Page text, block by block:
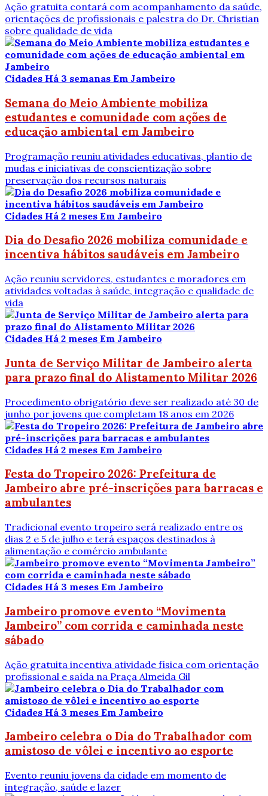
Ação gratuita contará com acompanhamento da saúde,
orientações de profissionais e palestra do Dr. Christian
sobre qualidade de vida
Cidades Há 3 semanas Em Jambeiro
Semana do Meio Ambiente mobiliza
estudantes e comunidade com ações de
educação ambiental em Jambeiro
Programação reuniu atividades educativas, plantio de
mudas e iniciativas de conscientização sobre
preservação dos recursos naturais
Cidades Há 2 meses Em Jambeiro
Dia do Desafio 2026 mobiliza comunidade e
incentiva hábitos saudáveis em Jambeiro
Ação reuniu servidores, estudantes e moradores em
atividades voltadas à saúde, integração e qualidade de
vida
Cidades Há 2 meses Em Jambeiro
Junta de Serviço Militar de Jambeiro alerta
para prazo final do Alistamento Militar 2026
Procedimento obrigatório deve ser realizado até 30 de
junho por jovens que completam 18 anos em 2026
Cidades Há 2 meses Em Jambeiro
Festa do Tropeiro 2026: Prefeitura de
Jambeiro abre pré-inscrições para barracas e
ambulantes
Tradicional evento tropeiro será realizado entre os
dias 2 e 5 de julho e terá espaços destinados à
alimentação e comércio ambulante
Cidades Há 3 meses Em Jambeiro
Jambeiro promove evento “Movimenta
Jambeiro” com corrida e caminhada neste
sábado
Ação gratuita incentiva atividade física com orientação
profissional e saída na Praça Almeida Gil
Cidades Há 3 meses Em Jambeiro
Jambeiro celebra o Dia do Trabalhador com
amistoso de vôlei e incentivo ao esporte
Evento reuniu jovens da cidade em momento de
integração, saúde e lazer